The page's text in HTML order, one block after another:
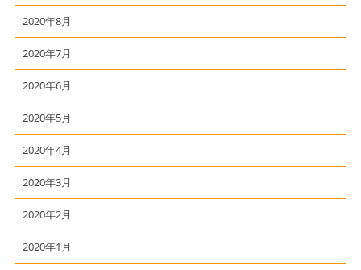
2020年8月
2020年7月
2020年6月
2020年5月
2020年4月
2020年3月
2020年2月
2020年1月